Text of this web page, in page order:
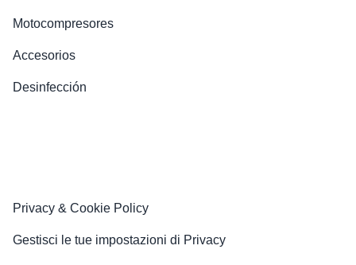
Motocompresores
Accesorios
Desinfección
Privacy & Cookie Policy
Gestisci le tue impostazioni di Privacy